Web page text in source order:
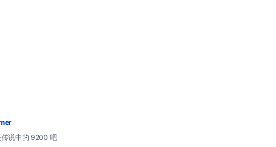
传说中的 9200 吧